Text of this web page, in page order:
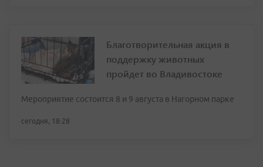
Благотворительная акция в
поддержку животных
пройдет во Владивостоке
Мероприятие состоится 8 и 9 августа в Нагорном парке
сегодня, 18:28